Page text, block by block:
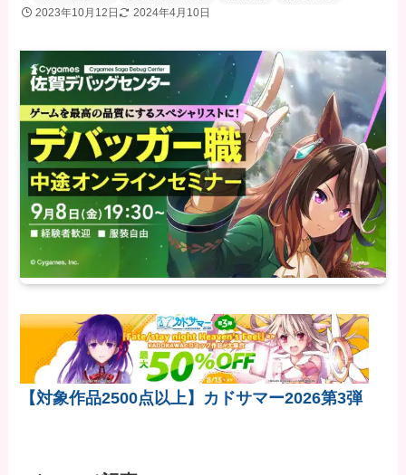
2023年10月12日 2024年4月10日
【対象作品2500点以上】カドサマー2026第3弾